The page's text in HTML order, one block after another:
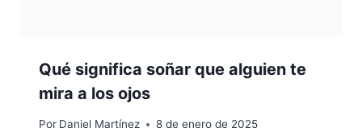
Qué significa soñar que alguien te
mira a los ojos
Por Daniel Martínez 8 de enero de 2025